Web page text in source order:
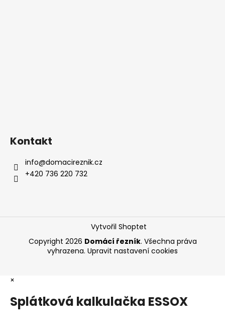
Kontakt
info@domacireznik.cz
+420 736 220 732
Vytvořil Shoptet
Copyright 2026 Domácí řezník. Všechna práva
vyhrazena. Upravit nastavení cookies
×
Splátková kalkulačka ESSOX